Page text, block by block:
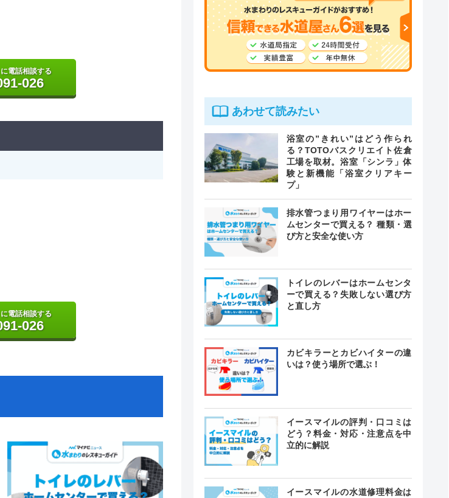
電話相談する
026
電話相談する
026
あわせて読みたい
浴室の”きれい”はどう作られ
る？TOTOバスクリエイト佐倉
工場を取材。浴室「シンラ」体
験と新機能「浴室クリアキー
プ」
排水管つまり用ワイヤーはホー
ムセンターで買える？ 種類・選
び方と安全な使い方
トイレのレバーはホームセンタ
ーで買える？失敗しない選び方
と直し方
カビキラーとカビハイターの違
いは？使う場所で選ぶ！
イースマイルの評判・口コミは
どう？料金・対応・注意点を中
立的に解説
イースマイルの水道修理料金は